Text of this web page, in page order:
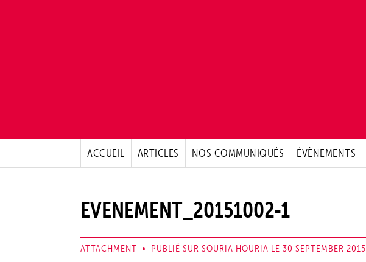
ACCUEIL ARTICLES NOS COMMUNIQUÉS ÉVÈNEMENTS
EVENEMENT_20151002-1
ATTACHMENT • PUBLIÉ SUR SOURIA HOURIA LE 30 SEPTEMBER 2015